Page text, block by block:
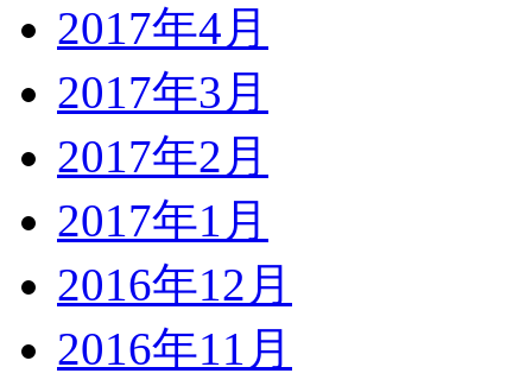
2017年4月
2017年3月
2017年2月
2017年1月
2016年12月
2016年11月